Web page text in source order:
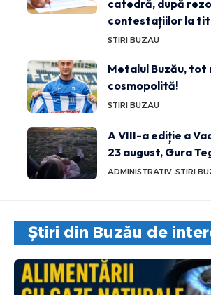
catedră, după
contestațiilor la
STIRI BUZAU
Metalul Buzău, tot
cosmopolită!
STIRI BUZAU
A VIII-a ediție a
23 august, Gura
ADMINISTRATIV STIRI
Știri din Buzău de